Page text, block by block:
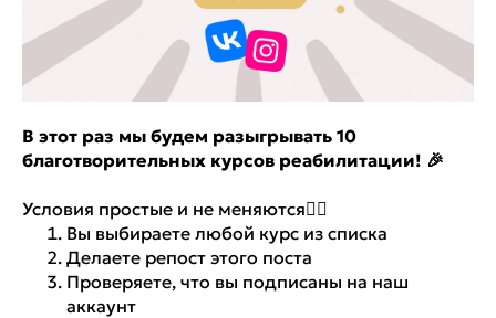
В этот раз мы будем разыгрывать 10
благотворительных курсов реабилитации! 🎉
Условия простые и не меняются👇🏼
Вы выбираете любой курс из списка
Делаете репост этого поста
Проверяете, что вы подписаны на наш
аккаунт